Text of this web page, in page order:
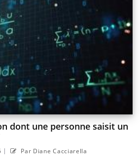
dont une personne saisit un
| Par Diane Cacciarella